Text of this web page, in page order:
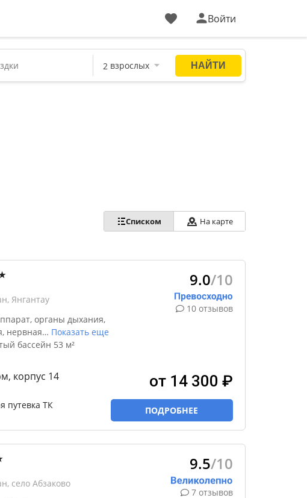
Войти
Списком На карте
Янгантау
органы дыхания,
нервная… Показать еще
бассейн 53 м²
корпус 14
путевка ТК
9.0/10
10 отзывов
от 14 300 ₽
ПОДРОБНЕЕ
село Абзаково
9.5/10
7 отзывов